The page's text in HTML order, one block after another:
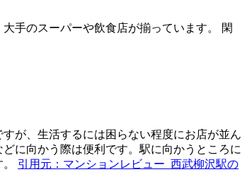
手のスーパーや飲食店が揃っています。 閑
が、生活するには困らない程度にお店が並ん
に向かう際は便利です。駅に向かうところに
引用元：マンションレビュー_西武柳沢駅の